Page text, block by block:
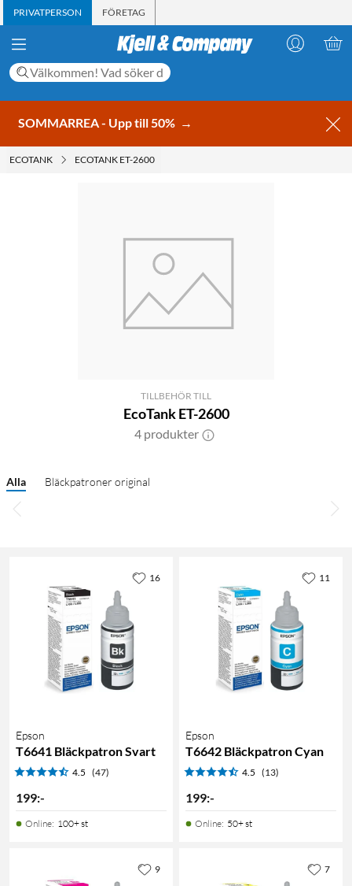
PRIVATPERSON FÖRETAG
SOMMARREA - Upp till 50% →
ECOTANK ECOTANK ET-2600
TILLBEHÖR TILL
EcoTank ET-2600
4 produkter
Alla Bläckpatroner original
Epson
T6641 Bläckpatron Svart
4.5 (47)
199:-
Online: 100+ st
16
Epson
T6642 Bläckpatron Cyan
4.5 (13)
199:-
Online: 50+ st
11
9 7